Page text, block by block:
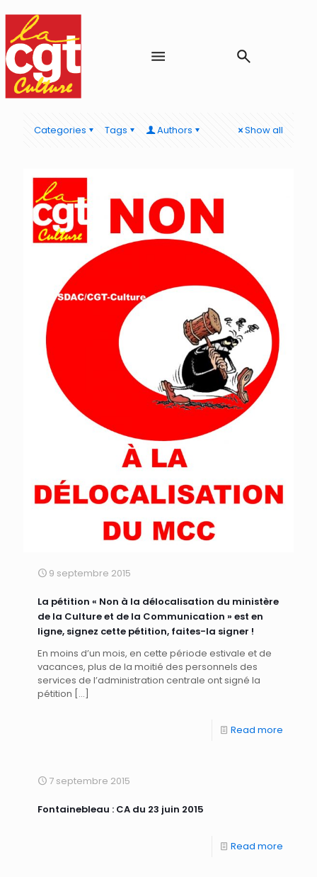
Categories Tags Authors Show all
9 septembre 2015
La pétition « Non à la délocalisation du ministère
de la Culture et de la Communication » est en
ligne, signez cette pétition, faites-la signer !
En moins d’un mois, en cette période estivale et de
vacances, plus de la moitié des personnels des
services de l’administration centrale ont signé la
pétition […]
Read more
7 septembre 2015
Fontainebleau : CA du 23 juin 2015
Read more